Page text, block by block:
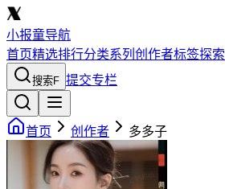
小报童导航
首页精选排行分类系列 创作者标签探索
搜索F 提交专栏
首页 创作者 多多子